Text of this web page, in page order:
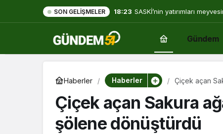
SON GELIŞMELER 18:23 SASKİ’nin yatırımları
Gündem
Haberler Haberler Çiçek açan
Çiçek açan Sakura
şölene dönüştürdü